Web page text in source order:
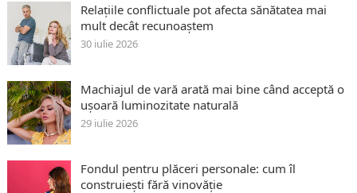
Relațiile conflictuale pot afecta sănătatea mai
mult decât recunoaștem
30 iulie 2026
Machiajul de vară arată mai bine când acceptă o
ușoară luminozitate naturală
29 iulie 2026
Fondul pentru plăceri personale: cum îl
construiești fără vinovăție